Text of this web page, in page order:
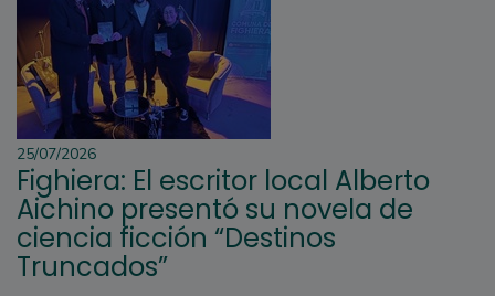
25/07/2026
Fighiera: El escritor local Alberto
Aichino presentó su novela de
ciencia ficción “Destinos
Truncados”